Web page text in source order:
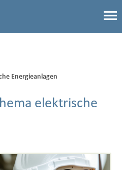
Energieanlagen
elektrische